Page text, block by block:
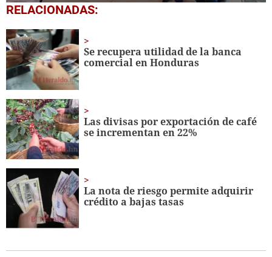
0
seconds
1
minute,
56
seconds
RELACIONADAS:
Se recupera utilidad de la banca
comercial en Honduras
Las divisas por exportación de café
se incrementan en 22%
La nota de riesgo permite adquirir
crédito a bajas tasas